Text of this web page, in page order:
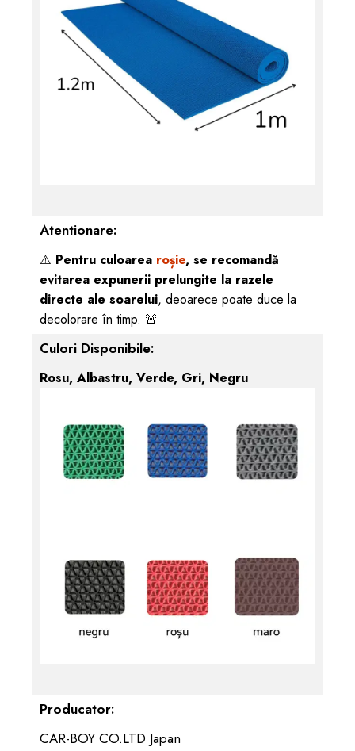
Atentionare:
⚠️ Pentru culoarea roșie, se recomandă
evitarea expunerii prelungite la razele
directe ale soarelui, deoarece poate duce la
decolorare în timp. 🚨
Culori Disponibile:
Rosu, Albastru, Verde, Gri, Negru
Producator:
CAR-BOY CO.LTD Japan